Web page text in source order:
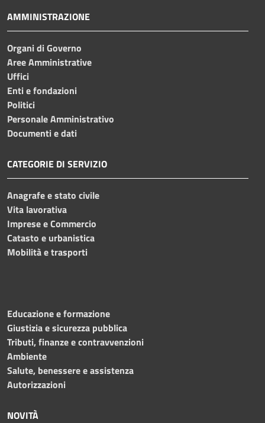
AMMINISTRAZIONE
Organi di Governo
Aree Amministrative
Uffici
Enti e fondazioni
Politici
Personale Amministrativo
Documenti e dati
CATEGORIE DI SERVIZIO
Anagrafe e stato civile
Vita lavorativa
Imprese e Commercio
Catasto e urbanistica
Mobilità e trasporti
Educazione e formazione
Giustizia e sicurezza pubblica
Tributi, finanze e contravvenzioni
Ambiente
Salute, benessere e assistenza
Autorizzazioni
NOVITÀ